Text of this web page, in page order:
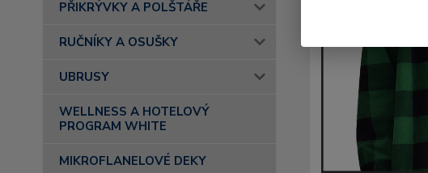
PŘIKRÝVKY A POLŠTÁŘE
RUČNÍKY A OSUŠKY
UBRUSY
WELLNESS A HOTELOVÝ
PROGRAM WHITE
MIKROFLANELOVÉ DEKY